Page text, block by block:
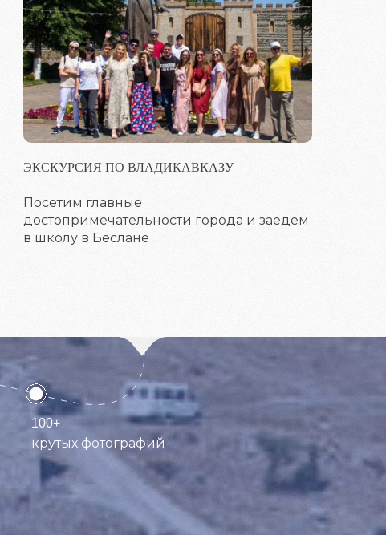
ЭКСКУРСИЯ ПО ВЛАДИКАВКАЗУ
Посетим главные
достопримечательности города и заедем
в школу в Беслане
100+
крутых фотографий